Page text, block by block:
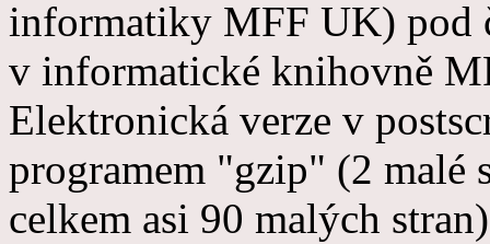
informatiky MFF UK) pod
v informatické knihovně
Elektronická verze v
programem "gzip" (2 malé
celkem asi 90 malých